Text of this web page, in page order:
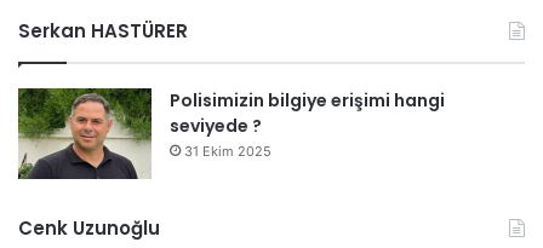
Serkan HASTÜRER
Polisimizin bilgiye erişimi hangi
seviyede ?
31 Ekim 2025
Cenk Uzunoğlu